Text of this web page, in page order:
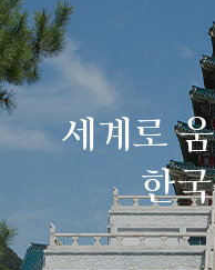
세계로
한